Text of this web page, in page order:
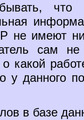
что
не имеют
сам
какой
у данного
в базе